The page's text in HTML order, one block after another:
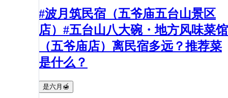
#波月筑民宿（五爷庙五台山景区
店）#五台山八大碗・地方风味菜馆
（五爷庙店）离民宿多远？推荐菜
是什么？
是六月🍯